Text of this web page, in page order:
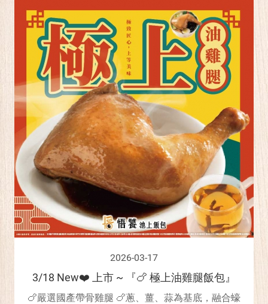
2026-03-17
3/18 New❤️ 上市 ~ 『🍗 極上油雞腿飯包』
🍗嚴選國產帶骨雞腿 🍗蔥、薑、蒜為基底，融合蠔